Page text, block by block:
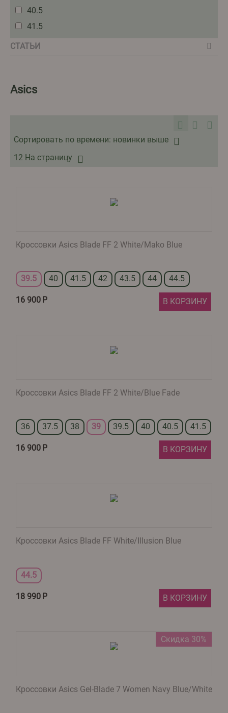
40.5
41.5
42
44.5
СТАТЬИ
Asics
Сортировать по времени: новинки выше
12 На страницу
Кроссовки Asics Blade FF 2 White/Mako Blue
39.5 40 41.5 42 43.5 44 44.5
16 900 Р В КОРЗИНУ
Кроссовки Asics Blade FF 2 White/Blue Fade
36 37.5 38 39 39.5 40 40.5 41.5
16 900 Р В КОРЗИНУ
Кроссовки Asics Blade FF White/Illusion Blue
44.5
18 990 Р В КОРЗИНУ
Скидка 30%
Кроссовки Asics Gel-Blade 7 Women Navy Blue/White